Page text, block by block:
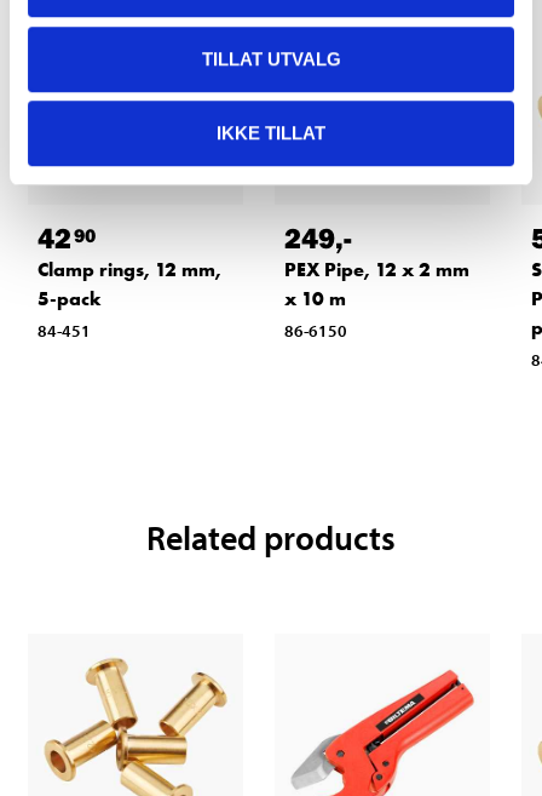
TILLAT UTVALG
IKKE TILLAT
4290
Clamp rings, 12 mm,
5-pack
84-451
249,-
PEX Pipe, 12 x 2 mm
x 10 m
86-6150
Related products